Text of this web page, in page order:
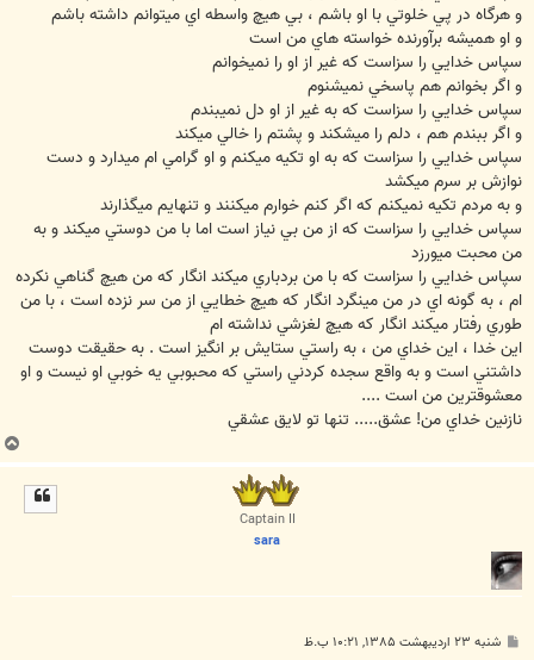
و هرگاه در پي خلوتي با او باشم ، بي هيچ واسطه اي ميتوانم داشته باشم
و او هميشه برآورنده خواسته هاي من است
سپاس خدايي را سزاست كه غير از او را نميخوانم
و اگر بخوانم هم پاسخي نميشنوم
سپاس خدايي را سزاست كه به غير از او دل نميبندم
و اگر ببندم هم ، دلم را ميشكند و پشتم را خالي ميكند
سپاس خدايي را سزاست كه به او تكيه ميكنم و او گرامي ام ميدارد و دست
نوازش بر سرم ميكشد
و به مردم تكيه نميكنم كه اگر كنم خوارم ميكنند و تنهايم ميگذارند
سپاس خدايي را سزاست كه از من بي نياز است اما با من دوستي ميكند و به
من محبت ميورزد
سپاس خدايي را سزاست كه با من بردباري ميكند انگار كه من هيچ گناهي نكرده
ام ، به گونه اي در من مينگرد انگار كه هيچ خطايي از من سر نزده است ، با من
طوري رفتار ميكند انگار كه هيچ لغزشي نداشته ام
اين خدا ، اين خداي من ، به راستي ستايش بر انگيز است . به حقيقت دوست
داشتني است و به واقع سجده كردني راستي كه محبوبي يه خوبي او نيست و او
معشوقترين من است ....
نازنين خداي من! عشق..... تنها تو لايق عشقي
ب
ا
Captain II
sara
پ شنبه ۲۳ اردیبهشت ۱۳۸۵, ۱۰:۲۱ ب.ظ